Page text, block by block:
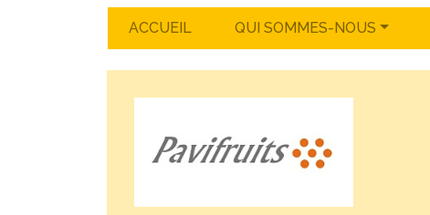
ACCUEIL QUI SOMMES-NOUS